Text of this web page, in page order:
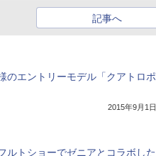
記事へ
のエントリーモデル「クアトロポ
2015年9月1日
ルトショーでゼニアとコラボした